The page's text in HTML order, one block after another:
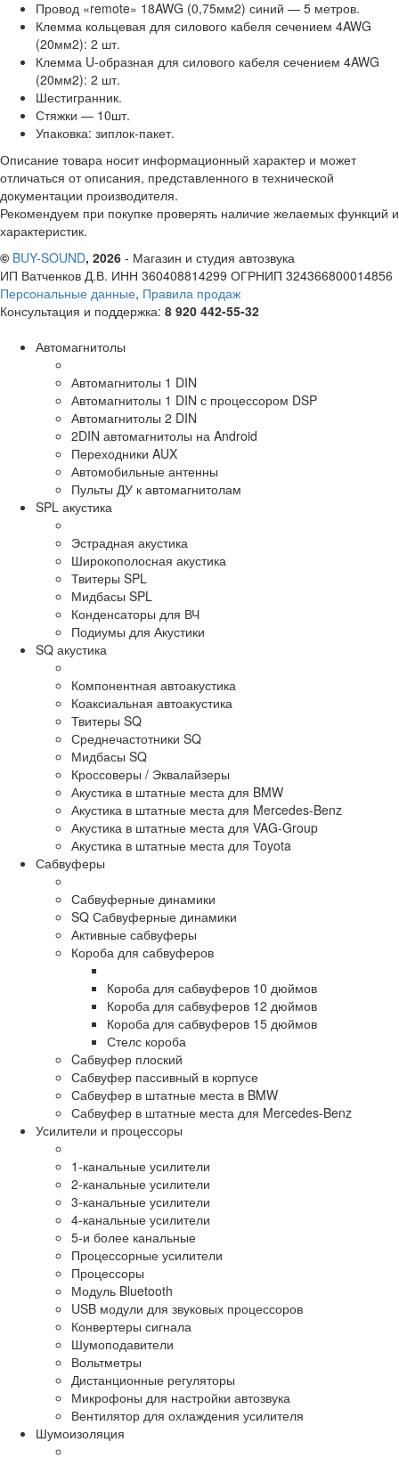
Провод «remote» 18AWG (0,75мм2) синий — 5 метров.
Клемма кольцевая для силового кабеля сечением 4AWG
(20мм2): 2 шт.
Клемма U-образная для силового кабеля сечением 4AWG
(20мм2): 2 шт.
Шестигранник.
Стяжки — 10шт.
Упаковка: зиплок-пакет.
Описание товара носит информационный характер и может
отличаться от описания, представленного в технической
документации производителя.
Рекомендуем при покупке проверять наличие желаемых функций и
характеристик.
© BUY-SOUND, 2026 - Магазин и студия автозвука
ИП Ватченков Д.В. ИНН 360408814299 ОГРНИП 324366800014856
Персональные данные, Правила продаж
Консультация и поддержка: 8 920 442-55-32
Автомагнитолы
Автомагнитолы 1 DIN
Автомагнитолы 1 DIN с процессором DSP
Автомагнитолы 2 DIN
2DIN автомагнитолы на Android
Переходники AUX
Автомобильные антенны
Пульты ДУ к автомагнитолам
SPL акустика
Эстрадная акустика
Широкополосная акустика
Твитеры SPL
Мидбасы SPL
Конденсаторы для ВЧ
Подиумы для Акустики
SQ акустика
Компонентная автоакустика
Коаксиальная автоакустика
Твитеры SQ
Среднечастотники SQ
Мидбасы SQ
Кроссоверы / Эквалайзеры
Акустика в штатные места для BMW
Акустика в штатные места для Mercedes-Benz
Акустика в штатные места для VAG-Group
Акустика в штатные места для Toyota
Сабвуферы
Сабвуферные динамики
SQ Сабвуферные динамики
Активные сабвуферы
Короба для сабвуферов
Короба для сабвуферов 10 дюймов
Короба для сабвуферов 12 дюймов
Короба для сабвуферов 15 дюймов
Стелс короба
Cабвуфер плоский
Сабвуфер пассивный в корпусе
Сабвуфер в штатные места в BMW
Сабвуфер в штатные места для Mercedes-Benz
Усилители и процессоры
1-канальные усилители
2-канальные усилители
3-канальные усилители
4-канальные усилители
5-и более канальные
Процессорные усилители
Процессоры
Модуль Bluetooth
USB модули для звуковых процессоров
Конвертеры сигнала
Шумоподавители
Вольтметры
Дистанционные регуляторы
Микрофоны для настройки автозвука
Вентилятор для охлаждения усилителя
Шумоизоляция